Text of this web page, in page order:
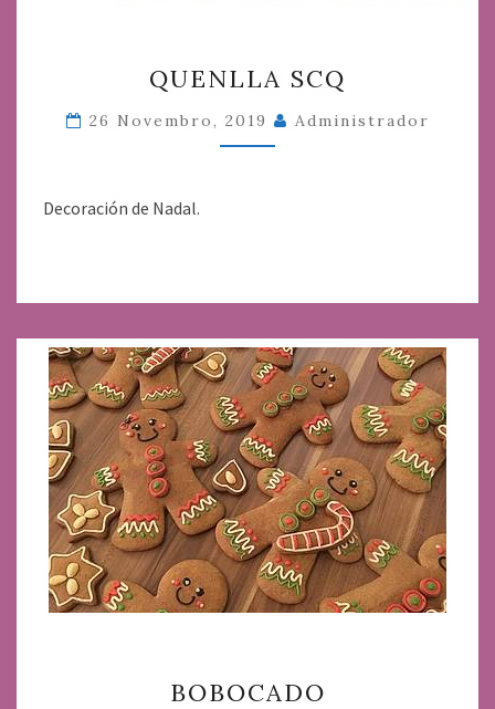
SCQ
QUENLLA SCQ
26 Novembro, 2019 Administrador
Decoración de Nadal.
BOBOCADO